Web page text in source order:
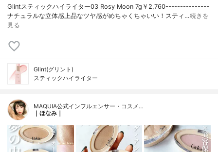
Glintスティックハイライター03 Rosy Moon 7g￥2,760---------------
ナチュラルな立体感上品なツヤ感がめちゃくちゃいい！スティ…続きを
見る
Glint(グリント)
スティックハイライター
MAQUIA公式インフルエンサー・コスメ…
｜ほなみ｜